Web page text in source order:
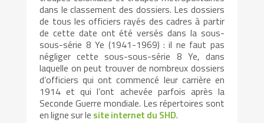
dans le classement des dossiers. Les dossiers
de tous les officiers rayés des cadres à partir
de cette date ont été versés dans la sous-
sous-série 8 Ye (1941-1969) : il ne faut pas
négliger cette sous-sous-série 8 Ye, dans
laquelle on peut trouver de nombreux dossiers
d’officiers qui ont commencé leur carrière en
1914 et qui l’ont achevée parfois après la
Seconde Guerre mondiale. Les répertoires sont
en ligne sur le site internet du SHD.